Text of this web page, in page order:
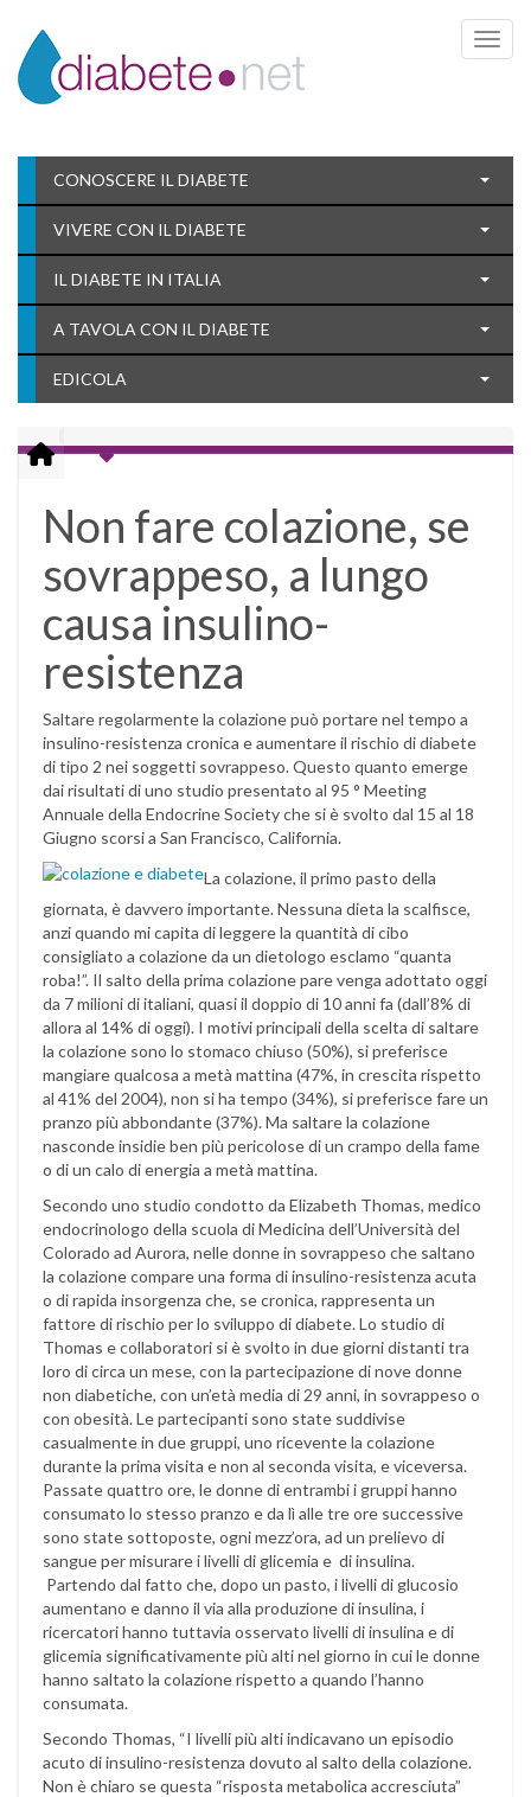
Toggle
CONOSCERE IL DIABETE
VIVERE CON IL DIABETE
IL DIABETE IN ITALIA
A TAVOLA CON IL DIABETE
EDICOLA
Non fare colazione, se
sovrappeso, a lungo
causa insulino-
resistenza
Saltare regolarmente la colazione può portare nel tempo a
insulino-resistenza cronica e aumentare il rischio di diabete
di tipo 2 nei soggetti sovrappeso. Questo quanto emerge
dai risultati di uno studio presentato al 95 ° Meeting
Annuale della Endocrine Society che si è svolto dal 15 al 18
Giugno scorsi a San Francisco, California.
La colazione, il primo pasto della
giornata, è davvero importante. Nessuna dieta la scalfisce,
anzi quando mi capita di leggere la quantità di cibo
consigliato a colazione da un dietologo esclamo “quanta
roba!”. Il salto della prima colazione pare venga adottato oggi
da 7 milioni di italiani, quasi il doppio di 10 anni fa (dall’8% di
allora al 14% di oggi). I motivi principali della scelta di saltare
la colazione sono lo stomaco chiuso (50%), si preferisce
mangiare qualcosa a metà mattina (47%, in crescita rispetto
al 41% del 2004), non si ha tempo (34%), si preferisce fare un
pranzo più abbondante (37%). Ma saltare la colazione
nasconde insidie ben più pericolose di un crampo della fame
o di un calo di energia a metà mattina.
Secondo uno studio condotto da Elizabeth Thomas, medico
endocrinologo della scuola di Medicina dell’Università del
Colorado ad Aurora, nelle donne in sovrappeso che saltano
la colazione compare una forma di insulino-resistenza acuta
o di rapida insorgenza che, se cronica, rappresenta un
fattore di rischio per lo sviluppo di diabete. Lo studio di
Thomas e collaboratori si è svolto in due giorni distanti tra
loro di circa un mese, con la partecipazione di nove donne
non diabetiche, con un’età media di 29 anni, in sovrappeso o
con obesità. Le partecipanti sono state suddivise
casualmente in due gruppi, uno ricevente la colazione
durante la prima visita e non al seconda visita, e viceversa.
Passate quattro ore, le donne di entrambi i gruppi hanno
consumato lo stesso pranzo e da lì alle tre ore successive
sono state sottoposte, ogni mezz’ora, ad un prelievo di
sangue per misurare i livelli di glicemia e di insulina.
Partendo dal fatto che, dopo un pasto, i livelli di glucosio
aumentano e danno il via alla produzione di insulina, i
ricercatori hanno tuttavia osservato livelli di insulina e di
glicemia significativamente più alti nel giorno in cui le donne
hanno saltato la colazione rispetto a quando l’hanno
consumata.
Secondo Thomas, “I livelli più alti indicavano un episodio
acuto di insulino-resistenza dovuto al salto della colazione.
Non è chiaro se questa “risposta metabolica accresciuta”